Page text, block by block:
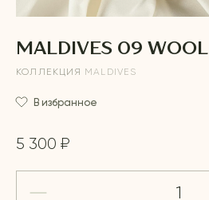
MALDIVES 09 WOOL
КОЛЛЕКЦИЯ MALDIVES
В избранное
5 300 ₽